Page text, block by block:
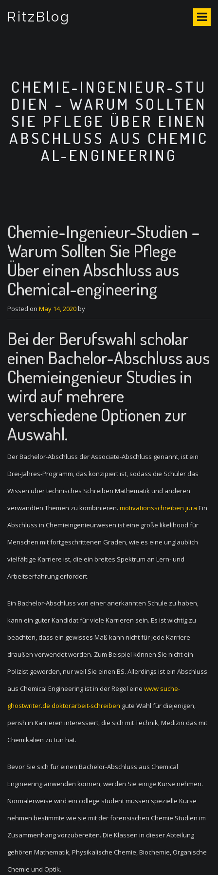
RitzBlog
CHEMIE-INGENIEUR-STU
DIEN – WARUM SOLLTEN
SIE PFLEGE ÜBER EINEN
ABSCHLUSS AUS CHEMIC
AL-ENGINEERING
Chemie-Ingenieur-Studien –
Warum Sollten Sie Pflege
Über einen Abschluss aus
Chemical-engineering
Posted on May 14, 2020by
Bei der Berufswahl scholar
einen Bachelor-Abschluss aus
Chemieingenieur Studies in
wird auf mehrere
verschiedene Optionen zur
Auswahl.
Der Bachelor-Abschluss der Associate-Abschluss genannt, ist ein
Drei-Jahres-Programm, das konzipiert ist, sodass die Schüler das
Wissen über technisches Schreiben Mathematik und anderen
verwandten Themen zu kombinieren. motivationsschreiben jura Ein
Abschluss in Chemieingenieurwesen ist eine große likelihood für
Menschen mit fortgeschrittenen Graden, wie es eine unglaublich
vielfältige Karriere ist, die ein breites Spektrum an Lern- und
Arbeitserfahrung erfordert.
Ein Bachelor-Abschluss von einer anerkannten Schule zu haben,
kann ein guter Kandidat für viele Karrieren sein. Es ist wichtig zu
beachten, dass ein gewisses Maß kann nicht für jede Karriere
draußen verwendet werden. Zum Beispiel können Sie nicht ein
Polizist geworden, nur weil Sie einen BS. Allerdings ist ein Abschluss
aus Chemical Engineering ist in der Regel eine www suche-
ghostwriter.de doktorarbeit-schreiben gute Wahl für diejenigen,
perish in Karrieren interessiert, die sich mit Technik, Medizin das mit
Chemikalien zu tun hat.
Bevor Sie sich für einen Bachelor-Abschluss aus Chemical
Engineering anwenden können, werden Sie einige Kurse nehmen.
Normalerweise wird ein college student müssen spezielle Kurse
nehmen bestimmte wie sie mit der forensischen Chemie Studien im
Zusammenhang vorzubereiten. Die Klassen in dieser Abteilung
gehören Mathematik, Physikalische Chemie, Biochemie, Organische
Chemie und Optik.